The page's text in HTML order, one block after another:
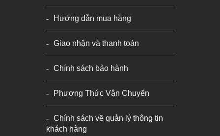
Hướng dẫn mua hàng
Giao nhận và thanh toán
Chính sách bảo hành
Phương Thức Vận Chuyển
Chính sách về quản lý thông tin
khách hàng